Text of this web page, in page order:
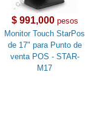
$ 991,000pesos
Monitor Touch StarPos
de 17" para Punto de
venta POS - STAR-
M17